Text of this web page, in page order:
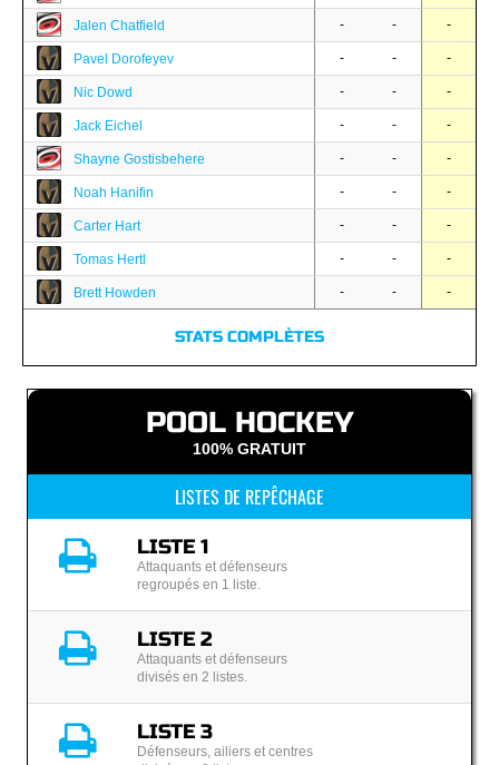
Jalen Chatfield - - -
Pavel Dorofeyev - - -
Nic Dowd - - -
Jack Eichel - - -
Shayne Gostisbehere - - -
Noah Hanifin - - -
Carter Hart - - -
Tomas Hertl - - -
Brett Howden - - -
STATS COMPLÈTES
POOL HOCKEY
100% GRATUIT
LISTES DE REPÊCHAGE
LISTE 1
Attaquants et défenseurs
regroupés en 1 liste.
LISTE 2
Attaquants et défenseurs
divisés en 2 listes.
LISTE 3
Défenseurs, ailiers et centres